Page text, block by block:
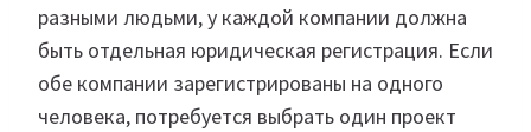
разными людьми, у каждой компании должна
быть отдельная юридическая регистрация. Если
обе компании зарегистрированы на одного
человека, потребуется выбрать один проект